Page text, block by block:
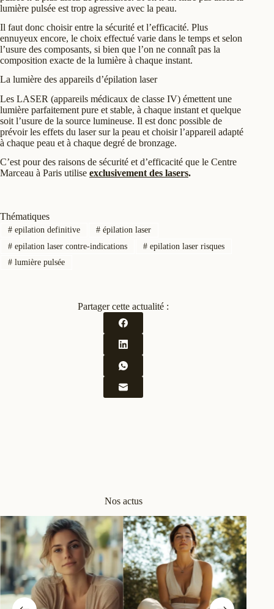
lumière pulsée est trop agressive avec la peau.
Il faut donc choisir entre la sécurité et l’efficacité. Plus
ennuyeux encore, le choix effectué varie dans le temps et selon
l’usure des composants, si bien que l’on ne connaît pas la
composition exacte de la lumière à chaque instant.
La lumière des appareils d’épilation laser
Les LASER (appareils médicaux de classe IV) émettent une
lumière parfaitement pure et stable, à chaque instant et quelque
soit l’usure de la source lumineuse. Il est donc possible de
prévoir les effets du laser sur la peau et choisir l’appareil adapté
à chaque peau et à chaque degré de bronzage.
C’est pour des raisons de sécurité et d’efficacité que le Centre
Marceau à Paris utilise exclusivement des lasers.
Thématiques
#epilation definitive #épilation laser
#epilation laser contre-indications #epilation laser risques
#lumière pulsée
Partager cette actualité :
Nos actus